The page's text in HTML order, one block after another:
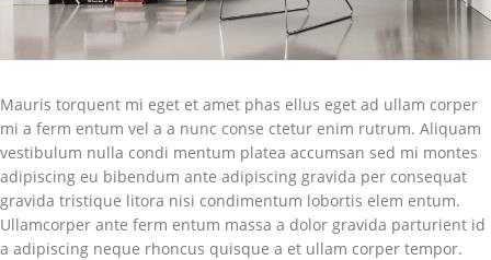
Mauris torquent mi eget et amet phas ellus eget ad ullam corper
mi a ferm entum vel a a nunc conse ctetur enim rutrum. Aliquam
vestibulum nulla condi mentum platea accumsan sed mi montes
adipiscing eu bibendum ante adipiscing gravida per consequat
gravida tristique litora nisi condimentum lobortis elem entum.
Ullamcorper ante ferm entum massa a dolor gravida parturient id
a adipiscing neque rhoncus quisque a et ullam corper tempor.